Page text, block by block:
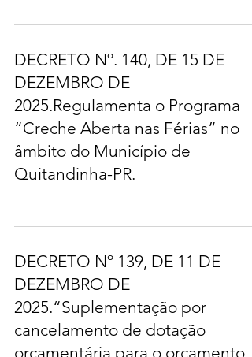
DECRETO Nº. 140, DE 15 DE
DEZEMBRO DE
2025.Regulamenta o Programa
“Creche Aberta nas Férias” no
âmbito do Município de
Quitandinha-PR.
DECRETO Nº 139, DE 11 DE
DEZEMBRO DE
2025.“Suplementação por
cancelamento de dotação
orçamentária para o orçamento